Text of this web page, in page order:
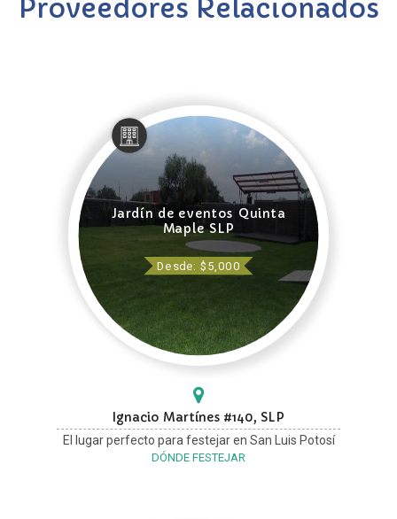
Proveedores Relacionados
Jardín de eventos Quinta
Maple SLP
Desde: $5,000
Ignacio Martínes #140, SLP
El lugar perfecto para festejar en San Luis Potosí
DÓNDE FESTEJAR